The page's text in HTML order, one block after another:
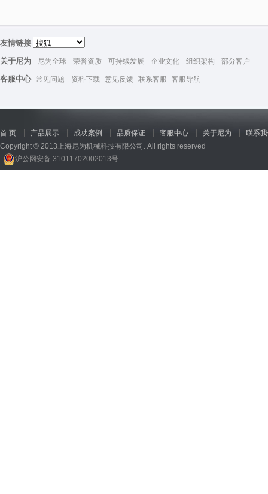
友情链接
关于尼为
尼为全球 荣誉资质 可持续发展 企业文化 组织架构 部分客户
客服中心 常见问题 资料下载 意见反馈 联系客服 客服导航
首 页 产品展示 成功案例 品质保证 客服中心 关于尼为
联系
Copyright © 2013上海尼为机械科技有限公司. All rights reserved
沪公网安备 31011702002013号